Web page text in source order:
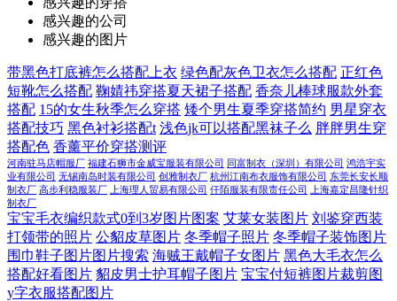
感兴趣的公司
感兴趣的图片
带黑色打底裤怎么搭配上衣 绿色配灰色卫衣怎么搭配 正红色
短靴怎么搭配 鞠婧祎穿搭夏天裙子搭配 香奈儿棒球服款外套
搭配 15的女生秋季怎么穿搭 矮个男生夏季穿搭简约 男星穿衣
搭配技巧 黑色衬衫搭配t 浅色jk可以搭配黑袜子么 胖胖男生穿
搭配色 香薰平价穿搭测评
河南驻马店帽服厂 福建石狮市金威宝服装有限公司 同富制衣（深圳）有限公司 鸿浩宇实
业有限公司 无锡南岛时装有限公司 创雅制衣厂 杭州江南布衣服饰有限公司 东莞长安长顺
制衣厂 高步利稳服装厂 上海理人贸易有限公司 仟陌服装有限责任公司
上海嘉定昌隆针织
制衣厂
宝宝毛衣编织款式0到3岁图片图案 艾莱女装图片 刘鉴穿西装
打领带的照片 公貂皮草图片 冬季帽子照片 冬季帽子装饰图片
围巾鞋子图片图片搜索 海贼王戴帽子女图片 黑色大毛衣怎么
搭配好看图片 貂皮男士护耳帽子图片 宝宝付短裤图片裁剪图
y字衣服搭配图片